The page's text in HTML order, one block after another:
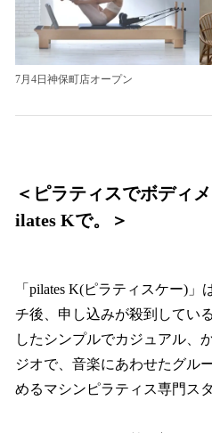
7月4日神保町店オープン
＜ピラティスでボディ
ilates Kで。＞
「pilates K(ピラティスケー)
チ後、申し込みが殺到してい
したシンプルでカジュアル、
ジオで、音楽にあわせたグル
めるマシンピラティス専門ス